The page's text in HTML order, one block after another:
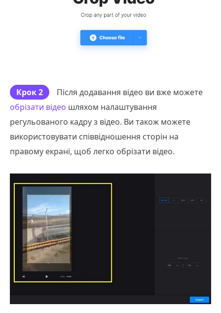
Крок 2
Після додавання відео ви вже можете
обрізати відео шляхом налаштування
регульованого кадру з відео. Ви також можете
використовувати співвідношення сторін на
правому екрані, щоб легко обрізати відео.